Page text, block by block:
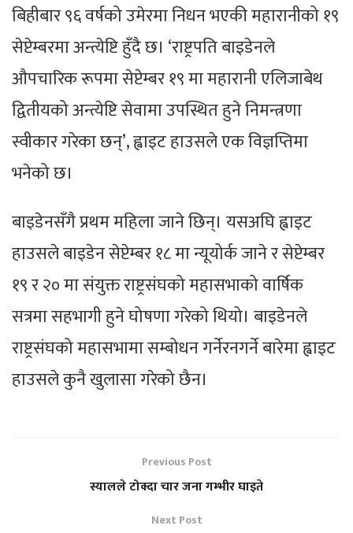
बिहीबार ९६ वर्षको उमेरमा निधन भएकी महारानीको १९
सेप्टेम्बरमा अन्त्येष्टि हुँदै छ। ‘राष्ट्रपति बाइडेनले
औपचारिक रूपमा सेप्टेम्बर १९ मा महारानी एलिजाबेथ
द्वितीयको अन्त्येष्टि सेवामा उपस्थित हुने निमन्त्रणा
स्वीकार गरेका छन्’, ह्वाइट हाउसले एक विज्ञप्तिमा
भनेको छ।
बाइडेनसँगै प्रथम महिला जाने छिन्। यसअघि ह्वाइट
हाउसले बाइडेन सेप्टेम्बर १८ मा न्यूयोर्क जाने र सेप्टेम्बर
१९ र २० मा संयुक्त राष्ट्रसंघको महासभाको वार्षिक
सत्रमा सहभागी हुने घोषणा गरेको थियो। बाइडेनले
राष्ट्रसंघको महासभामा सम्बोधन गर्नेरनगर्ने बारेमा ह्वाइट
हाउसले कुनै खुलासा गरेको छैन।
Previous Post
स्यालले टोक्दा चार जना गम्भीर घाइते
Next Post